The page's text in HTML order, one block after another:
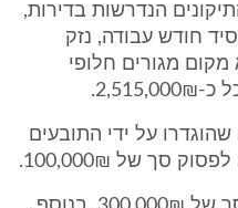
הנדרשות בדירות,
חודש עבודה, נזק
ולמצוא מקום מגורים חלופי
שהוגדרו על ידי התובעים
סך של 100,000₪.